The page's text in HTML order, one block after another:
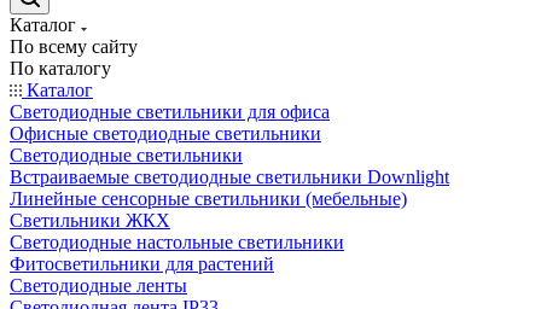
Каталог
По всему сайту
По каталогу
Каталог
Светодиодные светильники для офиса
Офисные светодиодные светильники
Светодиодные светильники
Встраиваемые светодиодные светильники Downlight
Линейные сенсорные светильники (мебельные)
Светильники ЖКХ
Светодиодные настольные светильники
Фитосветильники для растений
Светодиодные ленты